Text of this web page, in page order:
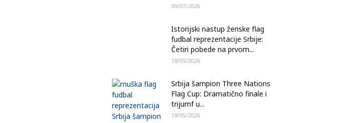
09/07/2026
Istorijski nastup ženske flag
fudbal reprezentacije Srbije:
Četiri pobede na prvom...
18/05/2026
Srbija šampion Three Nations
Flag Cup: Dramatično finale i
trijumf u...
18/05/2026